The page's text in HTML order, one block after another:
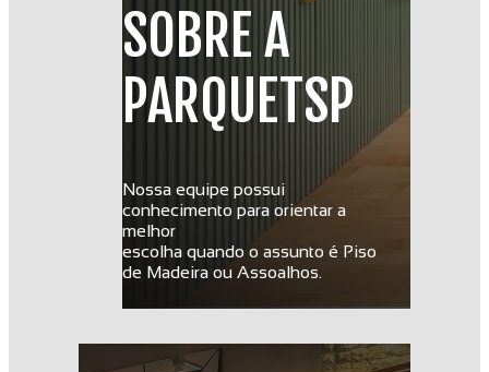
SOBRE A
PARQUETSP
Nossa equipe possui
conhecimento para orientar a
melhor
escolha quando o assunto é Piso
de Madeira ou Assoalhos.